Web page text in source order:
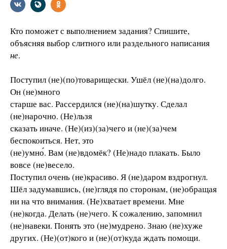
Кто поможет с выполнением задания? Спишите,
объясняя выбор слитного или раздельного написания
не.
Поступил (не)(по)товарищески. Ушёл (не)(на)долго.
Он (не)много
старше вас. Рассердился (не)(на)шутку. Сделал
(не)нарочно. (Не)льзя
сказать иначе. (Не)(из)(за)чего и (не)(за)чем
беспокоиться. Нет, это
(не)умно́. Вам (не)вдомёк? (Не)надо плакать. Было
вовсе (не)весело.
Поступил очень (не)красиво. Я (не)даром вздрогнул.
Шёл задумавшись, (не)глядя по сторонам, (не)обращая
ни на что внимания. (Не)хватает времени. Мне
(не)когда. Делать (не)чего. К сожалению, запомнил
(не)навеки. Понять это (не)мудрено. Знаю (не)хуже
других. (Не)(от)кого и (не)(от)куда ждать помощи.